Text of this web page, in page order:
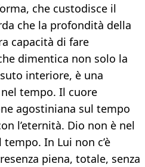
che custodisce il
che la profondità della
capacità di fare
dimentica non solo la
interiore, è una
tempo. Il cuore
agostiniana sul tempo
l’eternità. Dio non è nel
In Lui non c’è
piena, totale, senza